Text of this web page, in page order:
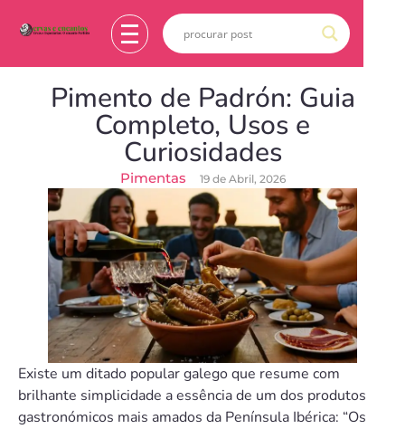
Pimento de Padrón: Guia
Completo, Usos e
Curiosidades
Pimentas 19 de Abril, 2026
Existe um ditado popular galego que resume com
brilhante simplicidade a essência de um dos produtos
gastronómicos mais amados da Península Ibérica: “Os